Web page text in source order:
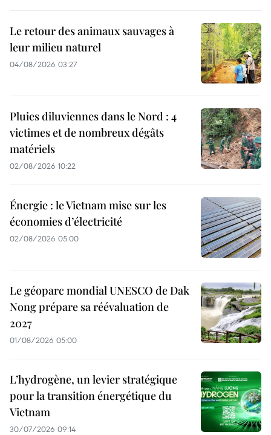
Le retour des animaux sauvages à
leur milieu naturel
04/08/2026 03:27
Pluies diluviennes dans le Nord : 4
victimes et de nombreux dégâts
matériels
02/08/2026 10:22
Énergie : le Vietnam mise sur les
économies d’électricité
02/08/2026 05:00
Le géoparc mondial UNESCO de Dak
Nong prépare sa réévaluation de
2027
01/08/2026 05:00
L’hydrogène, un levier stratégique
pour la transition énergétique du
Vietnam
30/07/2026 09:14